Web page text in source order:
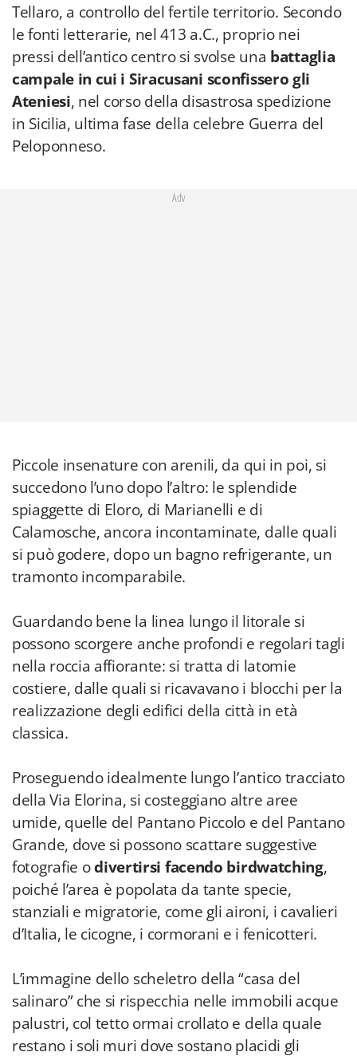
Tellaro, a controllo del fertile territorio. Secondo
le fonti letterarie, nel 413 a.C., proprio nei
pressi dell’antico centro si svolse una battaglia
campale in cui i Siracusani sconfissero gli
Ateniesi, nel corso della disastrosa spedizione
in Sicilia, ultima fase della celebre Guerra del
Peloponneso.
Adv
Piccole insenature con arenili, da qui in poi, si
succedono l’uno dopo l’altro: le splendide
spiaggette di Eloro, di Marianelli e di
Calamosche, ancora incontaminate, dalle quali
si può godere, dopo un bagno refrigerante, un
tramonto incomparabile.
Guardando bene la linea lungo il litorale si
possono scorgere anche profondi e regolari tagli
nella roccia affiorante: si tratta di latomie
costiere, dalle quali si ricavavano i blocchi per la
realizzazione degli edifici della città in età
classica.
Proseguendo idealmente lungo l’antico tracciato
della Via Elorina, si costeggiano altre aree
umide, quelle del Pantano Piccolo e del Pantano
Grande, dove si possono scattare suggestive
fotografie odivertirsi facendo birdwatching,
poiché l’area è popolata da tante specie,
stanziali e migratorie, come gli aironi, i cavalieri
d’Italia, le cicogne, i cormorani e i fenicotteri.
L’immagine dello scheletro della “casa del
salinaro” che si rispecchia nelle immobili acque
palustri, col tetto ormai crollato e della quale
restano i soli muri dove sostano placidi gli